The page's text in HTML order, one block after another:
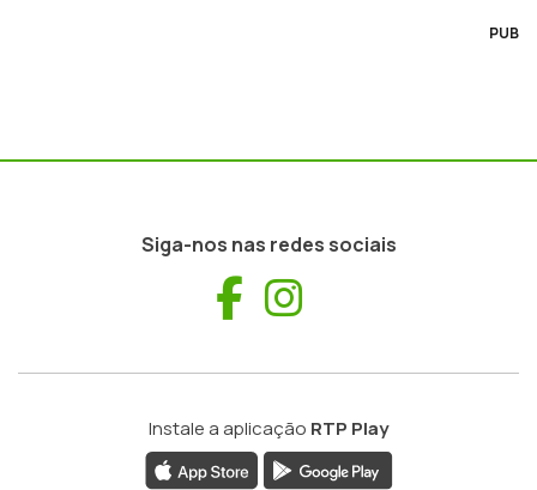
PUB
Siga-nos nas redes sociais
Facebook
Instale a aplicação RTP Play